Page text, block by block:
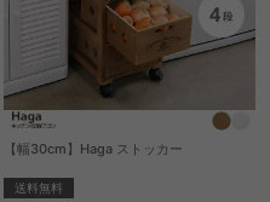
【幅30cm】Haga ストッカー
送料無料